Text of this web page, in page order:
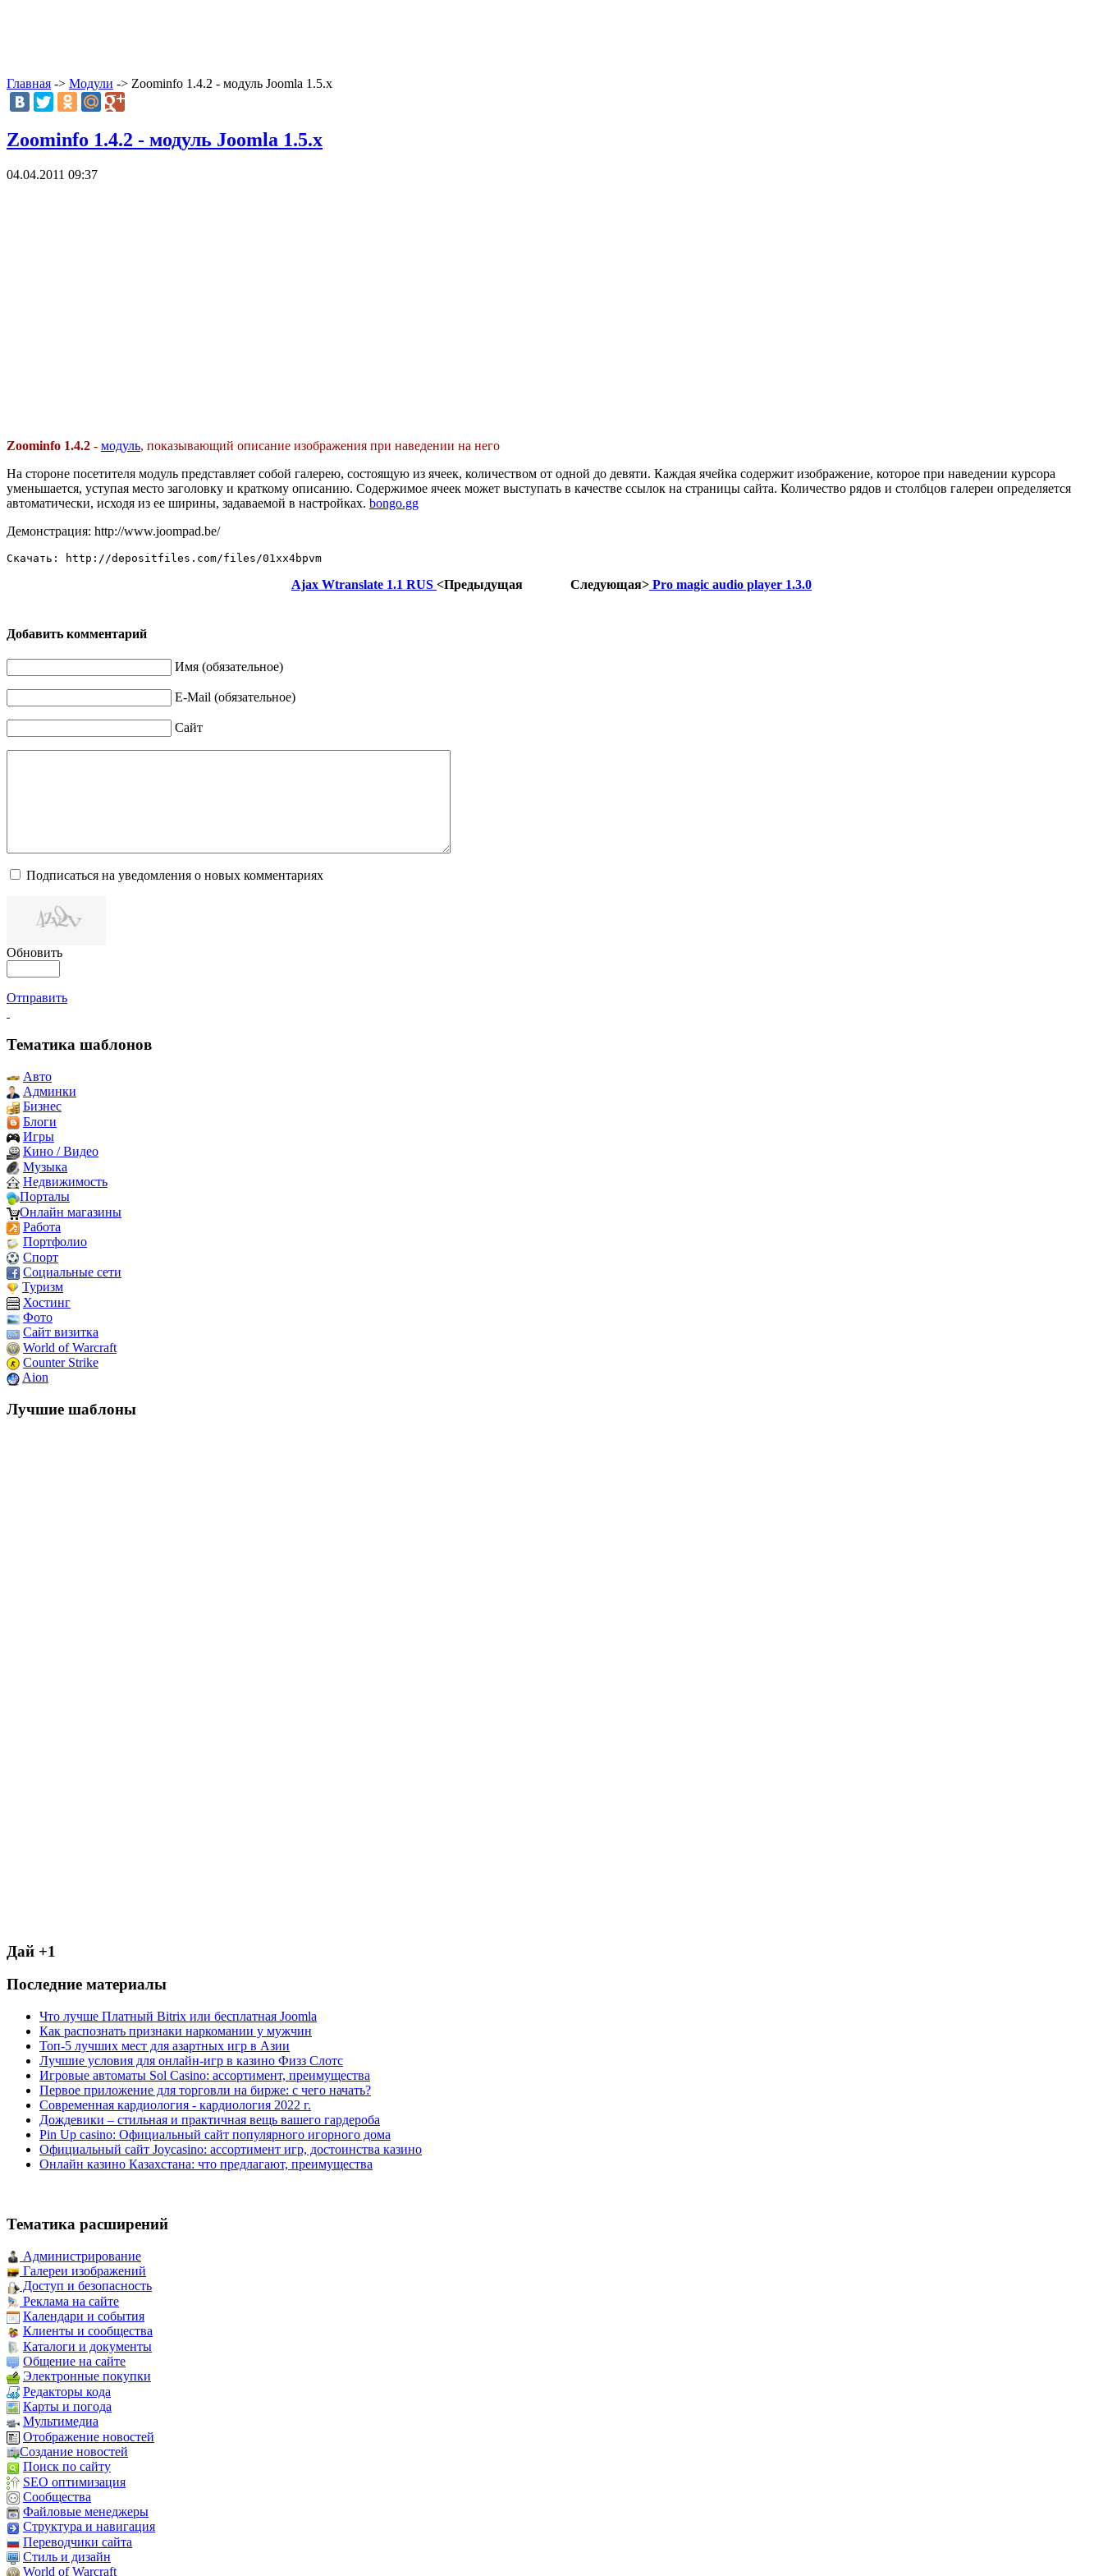
Главная -> Модули -> Zoominfo 1.4.2 - модуль Joomla 1.5.x
Zoominfo 1.4.2 - модуль Joomla 1.5.x
04.04.2011 09:37
Zoominfo 1.4.2 - модуль, показывающий описание изображения при наведении на него
На стороне посетителя модуль представляет собой галерею, состоящую из ячеек, количеством от одной до девяти. Каждая ячейка содержит изображение, которое при наведении курсора
уменьшается, уступая место заголовку и краткому описанию. Содержимое ячеек может выступать в качестве ссылок на страницы сайта. Количество рядов и столбцов галереи определяется
автоматически, исходя из ее ширины, задаваемой в настройках. bongo.gg
Демонстрация: http://www.joompad.be/
Скачать: http://depositfiles.com/files/01xx4bpvm
Ajax Wtranslate 1.1 RUS <Предыдущая Следующая> Pro magic audio player 1.3.0
Добавить комментарий
Имя (обязательное)
E-Mail (обязательное)
Сайт
Подписаться на уведомления о новых комментариях
Обновить
Отправить
Тематика шаблонов
Авто
Админки
Бизнес
Блоги
Игры
Кино / Видео
Музыка
Недвижимость
Порталы
Онлайн магазины
Работа
Портфолио
Спорт
Социальные сети
Туризм
Хостинг
Фото
Сайт визитка
World of Warcraft
Counter Strike
Aion
Лучшие шаблоны
Дай +1
Последние материалы
Что лучше Платный Bitrix или бесплатная Joomla
Как распознать признаки наркомании у мужчин
Топ-5 лучших мест для азартных игр в Азии
Лучшие условия для онлайн-игр в казино Физз Слотс
Игровые автоматы Sol Casino: ассортимент, преимущества
Первое приложение для торговли на бирже: с чего начать?
Современная кардиология - кардиология 2022 г.
Дождевики – стильная и практичная вещь вашего гардероба
Pin Up casino: Официальный сайт популярного игорного дома
Официальный сайт Joycasino: ассортимент игр, достоинства казино
Онлайн казино Казахстана: что предлагают, преимущества
Тематика расширений
Администрирование
Галереи изображений
Доступ и безопасность
Реклама на сайте
Календари и события
Клиенты и сообщества
Каталоги и документы
Общение на сайте
Электронные покупки
Редакторы кода
Карты и погода
Мультимедиа
Отображение новостей
Создание новостей
Поиск по сайту
SEO оптимизация
Сообщества
Файловые менеджеры
Структура и навигация
Переводчики сайта
Стиль и дизайн
World of Warcraft